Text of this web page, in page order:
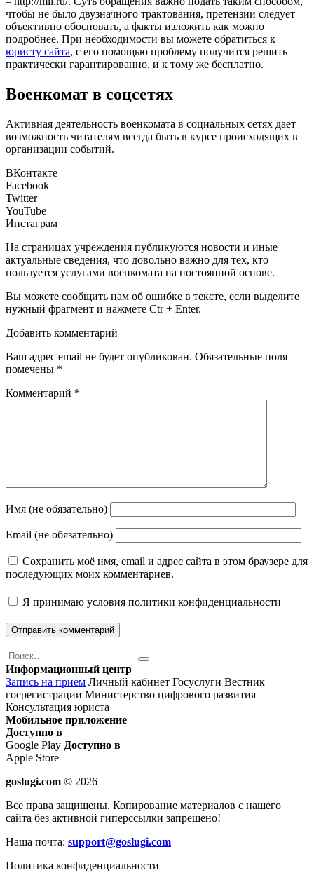
чтобы не было двузначного трактования, претензии следует
объективно обосновать, а факты изложить как можно
подробнее. При необходимости вы можете обратиться к
юристу сайта, с его помощью проблему получится решить
практически гарантированно, и к тому же бесплатно.
Военкомат в соцсетях
Активная деятельность военкомата в социальных сетях дает
возможность читателям всегда быть в курсе происходящих в
организации событий.
ВКонтакте
Facebook
Twitter
YouTube
Инстаграм
На страницах учреждения публикуются новости и иные
актуальные сведения, что довольно важно для тех, кто
пользуется услугами военкомата на постоянной основе.
Вы можете сообщить нам об ошибке в тексте, если выделите
нужный фрагмент и нажмете Ctr + Enter.
Добавить комментарий
Ваш адрес email не будет опубликован. Обязательные поля
помечены *
Комментарий *
Имя (не обязательно)
Email (не обязательно)
Сохранить моё имя, email и адрес сайта в этом браузере для
последующих моих комментариев.
Я принимаю условия политики конфиденциальности
Поиск
Найти
Информационный центр
Запись на прием Личный кабинет Госуслуги Вестник
госрегистрации Министерство цифрового развития
Консультация юриста
Мобильное приложение
Доступно в
Google Play Доступно в
Apple Store
goslugi.com © 2026
Все права защищены. Копирование материалов с нашего
сайта без активной гиперссылки запрещено!
Наша почта: support@goslugi.com
Политика конфиденциальности